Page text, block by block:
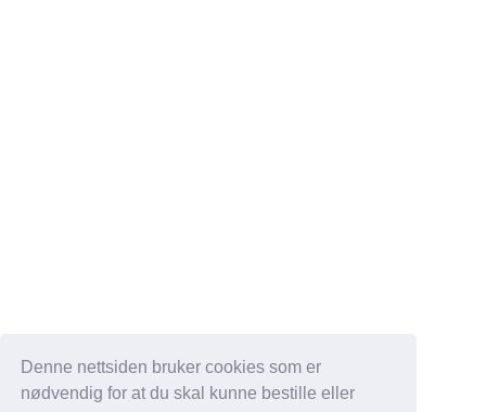
Denne nettsiden bruker cookies som er
nødvendig for at du skal kunne bestille eller